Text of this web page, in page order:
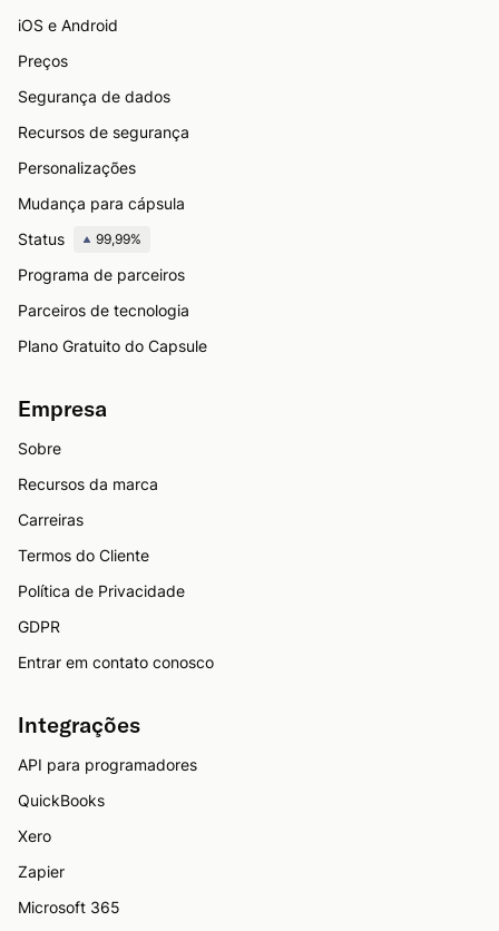
iOS e Android
Preços
Segurança de dados
Recursos de segurança
Personalizações
Mudança para cápsula
Status
99,99%
Programa de parceiros
Parceiros de tecnologia
Plano Gratuito do Capsule
Empresa
Sobre
Recursos da marca
Carreiras
Termos do Cliente
Política de Privacidade
GDPR
Entrar em contato conosco
Integrações
API para programadores
QuickBooks
Xero
Zapier
Microsoft 365